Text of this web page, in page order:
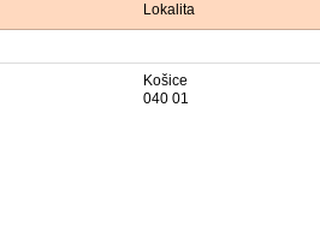
Lokalita
Košice
040 01